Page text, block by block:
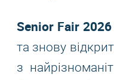
Senior Fair 2026
та знову
з